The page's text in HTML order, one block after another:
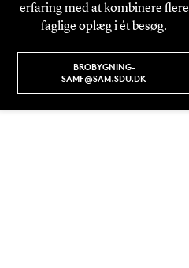
erfaring med at kombinere flere
faglige oplæg i ét besøg.
BROBYGNING-
SAMF@SAM.SDU.DK